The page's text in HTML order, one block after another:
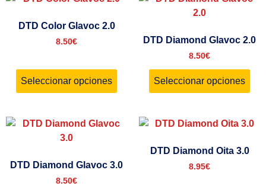
DTD Color Glavoc 2.0
8.50€
Seleccionar opciones
DTD Diamond Glavoc 2.0
8.50€
Seleccionar opciones
DTD Diamond Glavoc 3.0
8.50€
DTD Diamond Oita 3.0
8.95€